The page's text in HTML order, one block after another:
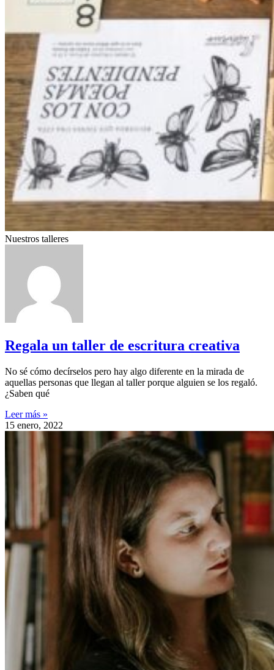
Nuestros talleres
Regala un taller de escritura creativa
No sé cómo decírselos pero hay algo diferente en la mirada de
aquellas personas que llegan al taller porque alguien se los regaló.
¿Saben qué
Leer más »
15 enero, 2022